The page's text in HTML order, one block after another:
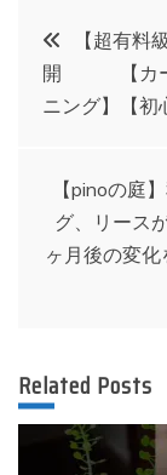
投
稿
ビ
ー
シ
【超有料
開 【カーメ
ニング】【初
【pinoの庭
グ、リース
ヶ月後の変
Related Posts